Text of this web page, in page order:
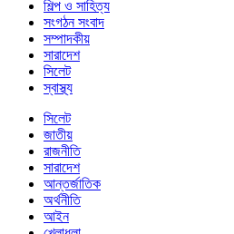
শিল্প ও সাহিত্য
সংগঠন সংবাদ
সম্পাদকীয়
সারাদেশ
সিলেট
স্বাস্থ্য
সিলেট
জাতীয়
রাজনীতি
সারাদেশ
আন্তর্জাতিক
অর্থনীতি
আইন